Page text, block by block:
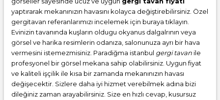
yaptırarak mekanınızın havasını kolayca değiştirebilirsiniz. Özel
gergitavan referanlarımızı incelemek için buraya tıklayın.
Evinizin tavanında kuşların oldugu okyanus dalgalrının veya
görsel ve harika resimlerin odanıza, salonunuza ayrı bir hava
vermesini istemezmisiniz. Paradiğma istanbul gergi tavan ile
profesyonel bir görsel mekana sahip olabilirsiniz. Uygun fiyat
ve kaliteli işçilik ile kısa bir zamanda mekanınızın havası
değişecektir. Sizlere daha iyi hizmet verebilmek adına bizi
dileğiniz zaman arayabilirsiniz. Size en hızlı cevap, kusursuz